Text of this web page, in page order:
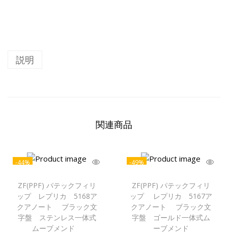
説明
関連商品
-44%
ZF(PPF) パテックフィリ
ップ レプリカ 5168ア
クアノート ブラック文
字盤 ステンレス一体式
ムーブメンド
-49%
ZF(PPF) パテックフィリ
ップ レプリカ 5167ア
クアノート ブラック文
字盤 ゴールド一体式ム
ーブメンド